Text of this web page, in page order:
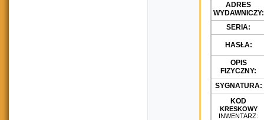
ADRES
WYDAWNICZY:
SERIA:
HASŁA:
OPIS
FIZYCZNY:
SYGNATURA:
KOD
KRESKOWY
INWENTARZ: